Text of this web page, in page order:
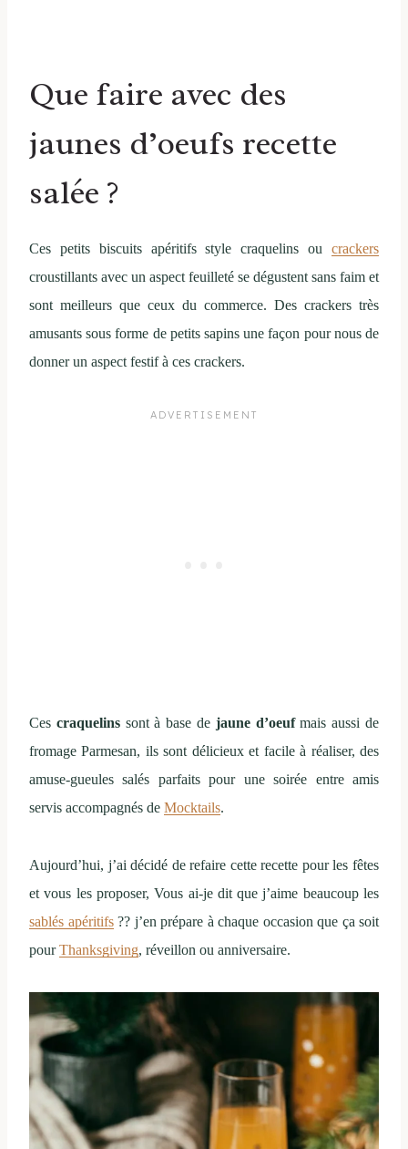
Que faire avec des
jaunes d’oeufs recette
salée ?
Ces petits biscuits apéritifs style craquelins ou crackers
croustillants avec un aspect feuilleté se dégustent sans faim et
sont meilleurs que ceux du commerce. Des crackers très
amusants sous forme de petits sapins une façon pour nous de
donner un aspect festif à ces crackers.
Ces craquelinssont à base de jaune d’oeufmais aussi de
fromage Parmesan, ils sont délicieux et facile à réaliser, des
amuse-gueules salés parfaits pour une soirée entre amis
servis accompagnés de Mocktails.
Aujourd’hui, j’ai décidé de refaire cette recette pour les fêtes
et vous les proposer, Vous ai-je dit que j’aime beaucoup les
sablés apéritifs?? j’en prépare à chaque occasion que ça soit
pourThanksgiving, réveillon ou anniversaire.